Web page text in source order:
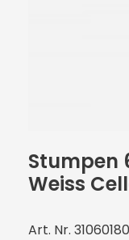
Stumpen
Weiss
Art. Nr.